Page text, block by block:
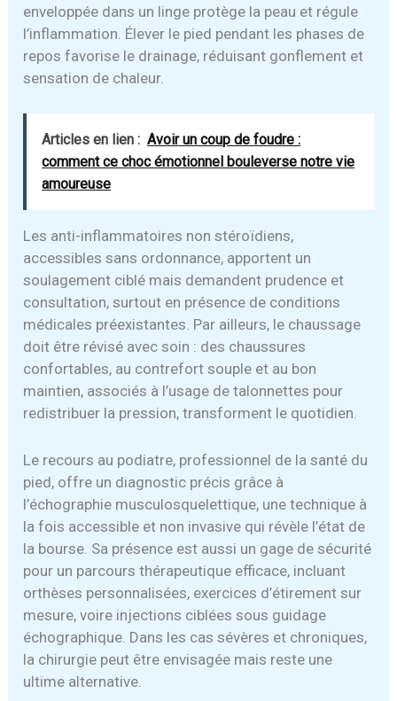
enveloppée dans un linge protège la peau et régule
l’inflammation. Élever le pied pendant les phases de
repos favorise le drainage, réduisant gonflement et
sensation de chaleur.
Articles en lien : Avoir un coup de foudre :
comment ce choc émotionnel bouleverse notre vie
amoureuse
Les anti-inflammatoires non stéroïdiens,
accessibles sans ordonnance, apportent un
soulagement ciblé mais demandent prudence et
consultation, surtout en présence de conditions
médicales préexistantes. Par ailleurs, le chaussage
doit être révisé avec soin : des chaussures
confortables, au contrefort souple et au bon
maintien, associés à l’usage de talonnettes pour
redistribuer la pression, transforment le quotidien.
Le recours au podiatre, professionnel de la santé du
pied, offre un diagnostic précis grâce à
l’échographie musculosquelettique, une technique à
la fois accessible et non invasive qui révèle l’état de
la bourse. Sa présence est aussi un gage de sécurité
pour un parcours thérapeutique efficace, incluant
orthèses personnalisées, exercices d’étirement sur
mesure, voire injections ciblées sous guidage
échographique. Dans les cas sévères et chroniques,
la chirurgie peut être envisagée mais reste une
ultime alternative.